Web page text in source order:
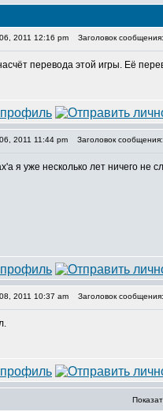
2011 12:16 pm Заголовок
перевода этой игры. Её
2011 11:44 pm Заголовок сообщения:
я уже несколько лет ничего не
2011 10:37 am Заголовок сообщения: